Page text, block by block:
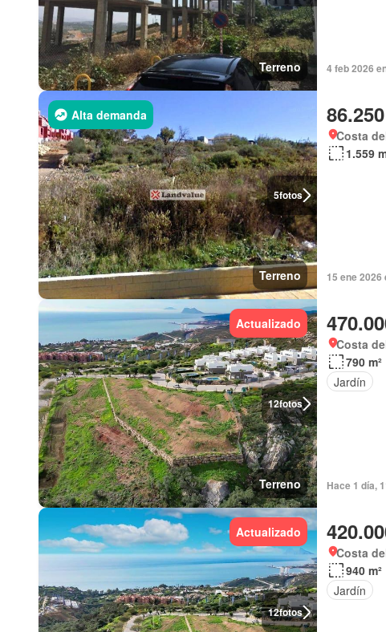
Terreno 4 feb 2026
5fotos
Alta demanda
Terreno
Costa
1.559
15 ene
12fotos
Actualizado
Terreno
Costa
790 m²
Jardín
Hace 1 día,
12fotos
Actualizado
Costa
940 m²
Jardín